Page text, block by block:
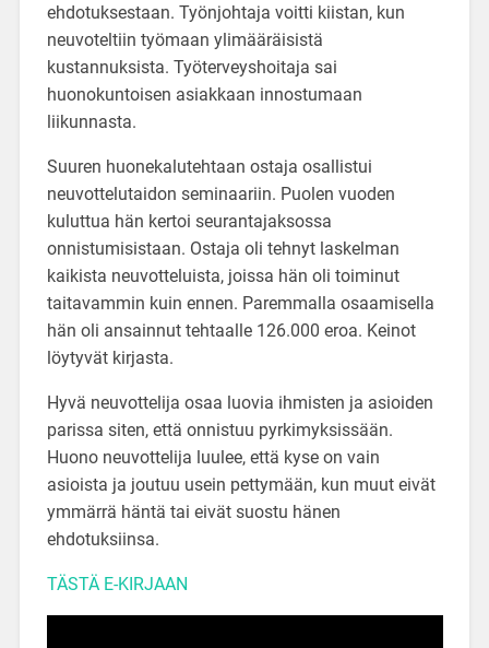
ehdotuksestaan. Työnjohtaja voitti kiistan, kun
neuvoteltiin työmaan ylimääräisistä
kustannuksista. Työterveyshoitaja sai
huonokuntoisen asiakkaan innostumaan
liikunnasta.
Suuren huonekalutehtaan ostaja osallistui
neuvottelutaidon seminaariin. Puolen vuoden
kuluttua hän kertoi seurantajaksossa
onnistumisistaan. Ostaja oli tehnyt laskelman
kaikista neuvotteluista, joissa hän oli toiminut
taitavammin kuin ennen. Paremmalla osaamisella
hän oli ansainnut tehtaalle 126.000 eroa. Keinot
löytyvät kirjasta.
Hyvä neuvottelija osaa luovia ihmisten ja asioiden
parissa siten, että onnistuu pyrkimyksissään.
Huono neuvottelija luulee, että kyse on vain
asioista ja joutuu usein pettymään, kun muut eivät
ymmärrä häntä tai eivät suostu hänen
ehdotuksiinsa.
TÄSTÄ E-KIRJAAN